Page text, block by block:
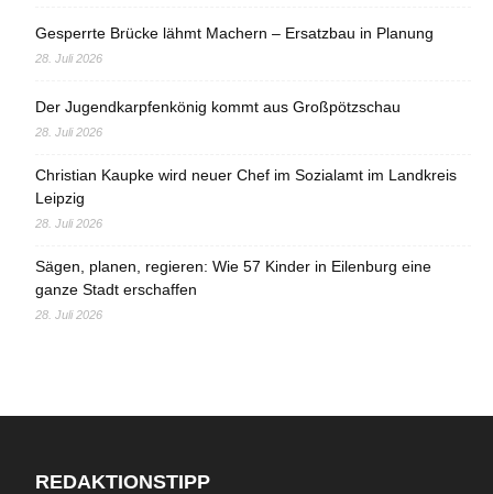
Gesperrte Brücke lähmt Machern – Ersatzbau in Planung
28. Juli 2026
Der Jugendkarpfenkönig kommt aus Großpötzschau
28. Juli 2026
Christian Kaupke wird neuer Chef im Sozialamt im Landkreis
Leipzig
28. Juli 2026
Sägen, planen, regieren: Wie 57 Kinder in Eilenburg eine
ganze Stadt erschaffen
28. Juli 2026
REDAKTIONSTIPP